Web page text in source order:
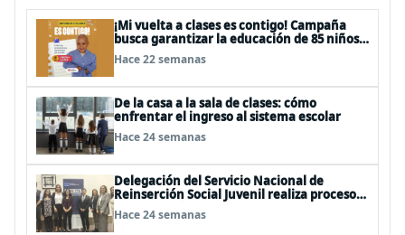
¡Mi vuelta a clases es contigo! Campaña
busca garantizar la educación de 85 niños,
niñas y adolescentes con cáncer
Hace 22 semanas
De la casa a la sala de clases: cómo
enfrentar el ingreso al sistema escolar
Hace 24 semanas
Delegación del Servicio Nacional de
Reinserción Social Juvenil realiza proceso
de formación especializada en España
Hace 24 semanas